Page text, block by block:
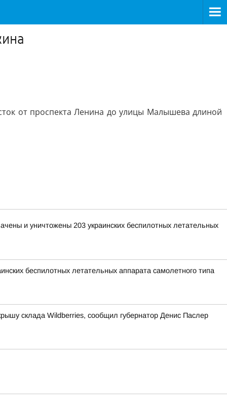
от проспекта Ленина до улицы Малышева длиной
и уничтожены 203 украинских беспилотных летательных
беспилотных летательных аппарата самолетного типа
склада Wildberries, сообщил губернатор Денис Паслер